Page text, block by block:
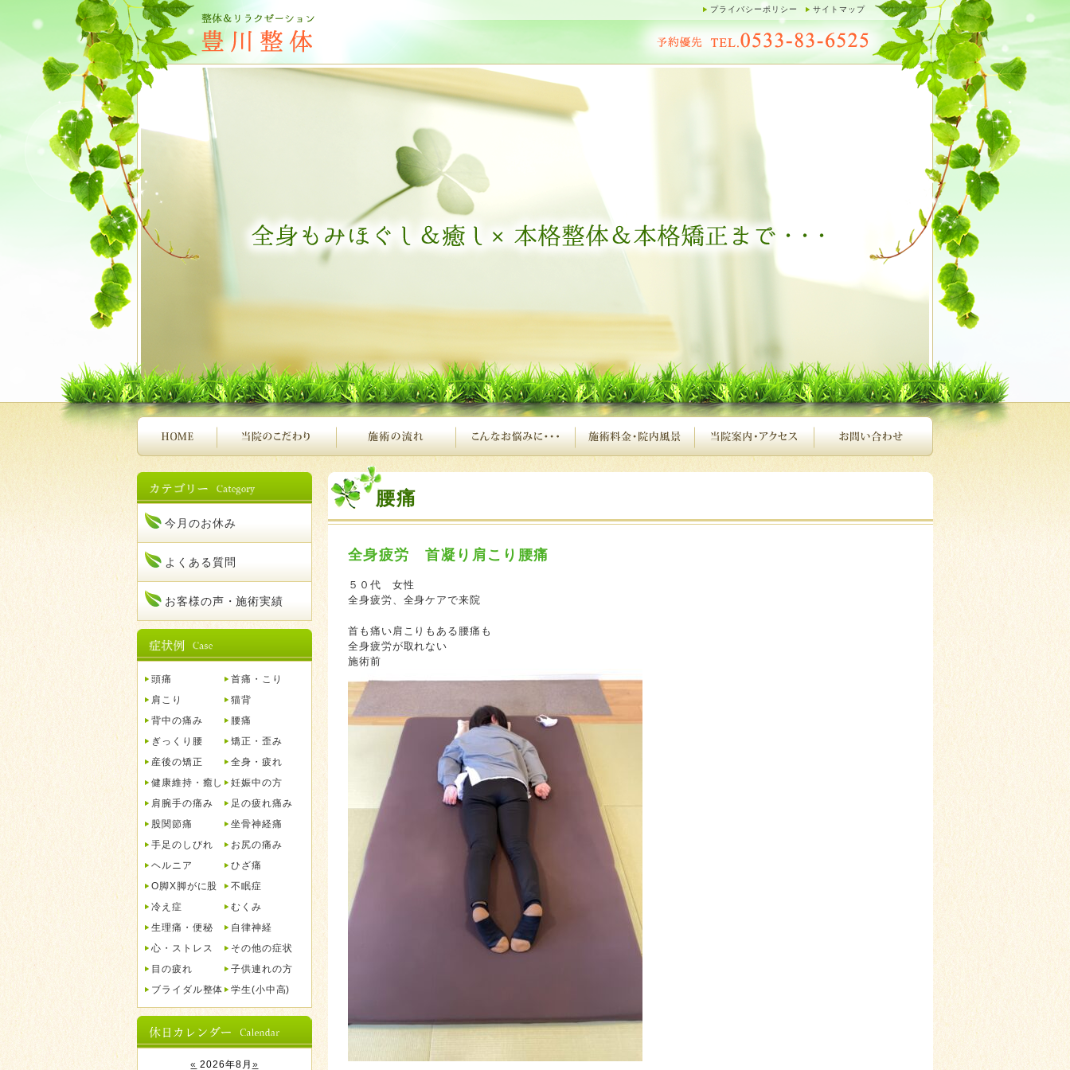
サイトマップ
プライバシーポリシー
腰痛
全身疲労 首凝り肩こり腰痛
５０代 女性
全身疲労、全身ケアで来院
首も痛い肩こりもある腰痛も
全身疲労が取れない
施術前
今月のお休み
よくある質問
お客様の声・施術実績
頭痛
首痛・こり
肩こり
猫背
背中の痛み
腰痛
ぎっくり腰
矯正・歪み
産後の矯正
全身・疲れ
健康維持・癒し
妊娠中の方
肩腕手の痛み
足の疲れ痛み
股関節痛
坐骨神経痛
手足のしびれ
お尻の痛み
ヘルニア
ひざ痛
O脚X脚がに股
不眠症
冷え症
むくみ
生理痛・便秘
自律神経
心・ストレス
その他の症状
目の疲れ
子供連れの方
ブライダル整体
学生(小中高)
« 2026年8月 »